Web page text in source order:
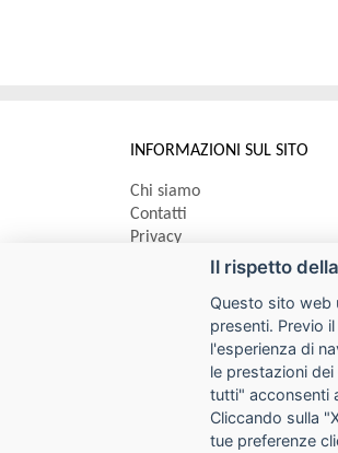
INFORMAZIONI SUL SITO
Chi siamo
Contatti
Privacy
Informativa uso cookie
Impostazioni cookie
I prezzi indicati si intendono IVA
Via Circonvallazione Nord 8/A
Il rispetto
Questo sito web
presenti. Previo
l'esperienza di
le prestazioni
tutti" acconsenti
Cliccando sulla
tue preferenze